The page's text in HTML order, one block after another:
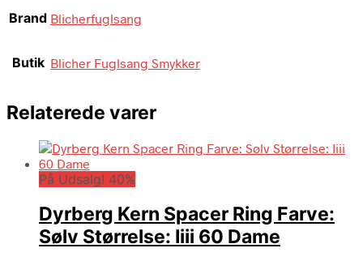
Brand Blicherfuglsang
Butik Blicher Fuglsang Smykker
Relaterede varer
På Udsalg! 40%
Dyrberg Kern Spacer Ring Farve:
Sølv Størrelse: Iiii 60 Dame